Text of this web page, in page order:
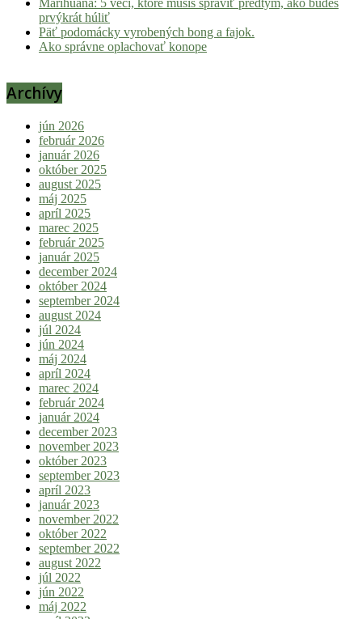
prvýkrát húliť
Päť podomácky vyrobených bong a fajok.
Ako správne oplachovať konope
Archívy
jún 2026
február 2026
január 2026
október 2025
august 2025
máj 2025
apríl 2025
marec 2025
február 2025
január 2025
december 2024
október 2024
september 2024
august 2024
júl 2024
jún 2024
máj 2024
apríl 2024
marec 2024
február 2024
január 2024
december 2023
november 2023
október 2023
september 2023
apríl 2023
január 2023
november 2022
október 2022
september 2022
august 2022
júl 2022
jún 2022
máj 2022